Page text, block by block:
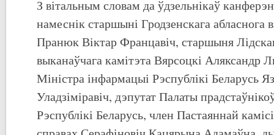
З вітальным словам да ўдзельнікаў
намеснік старшыні Гродзенскага абласнога
Пранюк Віктар Францавіч, старшыня
выканаўчага камітэта Вярсоцкі Аляксандр
Міністра інфармацыі Рэспублікі Беларусь
Уладзіміравіч, дэпутат Палаты
Рэспублікі Беларусь, член Пастаяннай